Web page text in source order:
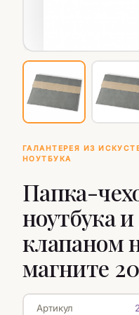
ГАЛАНТЕРЕЯ ИЗ
НОУТБУКА
Папка-
ноутбука
клапаном
магните
Артикул